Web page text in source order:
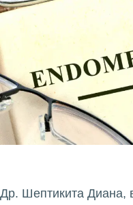
Др. Шептикита Диана,